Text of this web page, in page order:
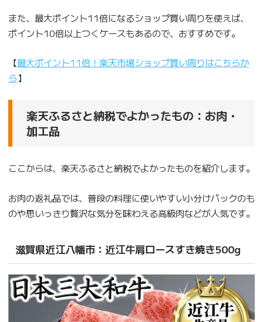
また、最大ポイント11倍になるショップ買い周りを使えば、
ポイント10倍以上つくケースもあるので、おすすめです。
【最大ポイント11倍！楽天市場ショップ買い周りはこちらか
ら】
楽天ふるさと納税でよかったもの：お肉・
加工品
ここからは、楽天ふるさと納税でよかったものを紹介します。
お肉の返礼品では、普段の料理に使いやすい小分けパックのも
のや思いっきり贅沢な気分を味わえる高級肉などが人気です。
滋賀県近江八幡市：近江牛肩ロースすき焼き500g